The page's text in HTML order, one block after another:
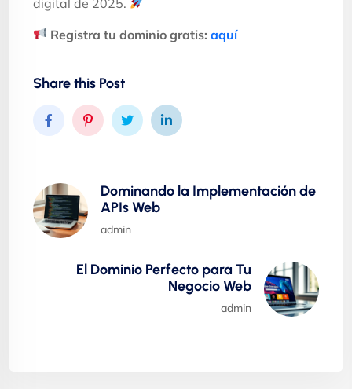
Registra tu dominio gratis:aquí
Share this Post
Dominando la Implementación de
APIs Web
admin
El Dominio Perfecto para Tu
Negocio Web
admin